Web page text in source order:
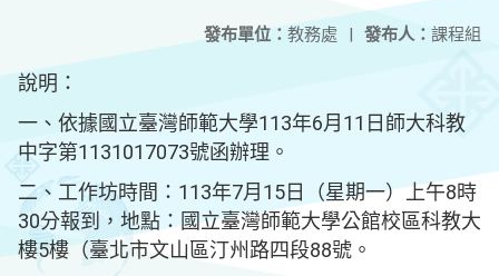
發布人： 課程組
發布單位： 教務處 |
說明：
一、依據國立臺灣師範大學113年6月11日師大科教
中字第1131017073號函辦理。
二、工作坊時間：113年7月15日（星期一）上午8時
30分報到，地點：國立臺灣師範大學公館校區科教大
樓5樓（臺北市文山區汀州路四段88號。